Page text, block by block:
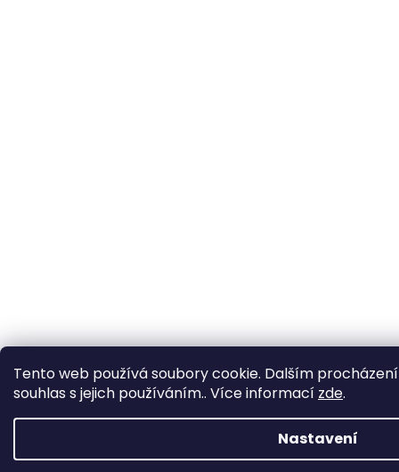
Tento web používá soubory cookie. Dalším
souhlas s jejich používáním.. Více informací zde.
Nastavení